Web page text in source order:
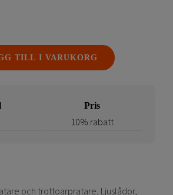
TILL I VARUKORG
Pris
10% rabatt
och trottoarpratare, Ljuslådor,